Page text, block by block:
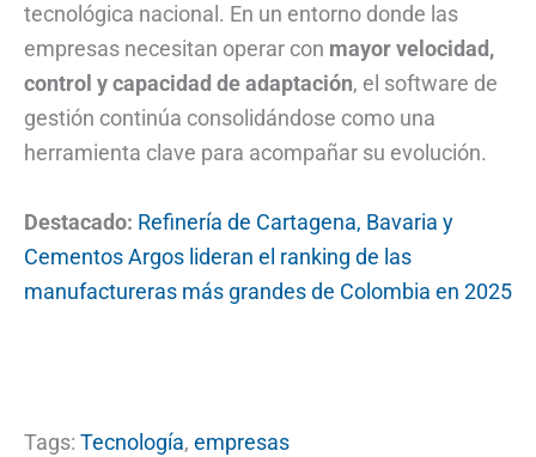
tecnológica nacional. En un entorno donde las
empresas necesitan operar con mayor velocidad,
control y capacidad de adaptación, el software de
gestión continúa consolidándose como una
herramienta clave para acompañar su evolución.
Destacado: Refinería de Cartagena, Bavaria y
Cementos Argos lideran el ranking de las
manufactureras más grandes de Colombia en 2025
Tags: Tecnología, empresas